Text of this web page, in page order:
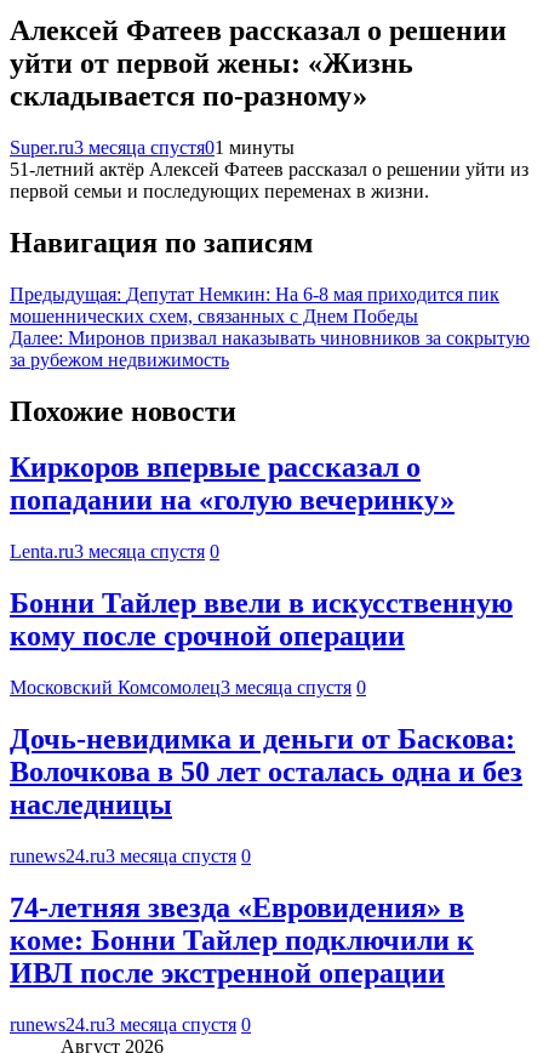
Алексей Фатеев рассказал о решении
уйти от первой жены: «Жизнь
складывается по‑разному»
Super.ru3 месяца спустя01 минуты
51‑летний актёр Алексей Фатеев рассказал о решении уйти из
первой семьи и последующих переменах в жизни.
Навигация по записям
Предыдущая: Депутат Немкин: На 6-8 мая приходится пик
мошеннических схем, связанных с Днем Победы
Далее: Миронов призвал наказывать чиновников за сокрытую
за рубежом недвижимость
Похожие новости
Киркоров впервые рассказал о
попадании на «голую вечеринку»
Lenta.ru3 месяца спустя 0
Бонни Тайлер ввели в искусственную
кому после срочной операции
Московский Комсомолец3 месяца спустя 0
Дочь-невидимка и деньги от Баскова:
Волочкова в 50 лет осталась одна и без
наследницы
runews24.ru3 месяца спустя 0
74-летняя звезда «Евровидения» в
коме: Бонни Тайлер подключили к
ИВЛ после экстренной операции
runews24.ru3 месяца спустя 0
Август 2026